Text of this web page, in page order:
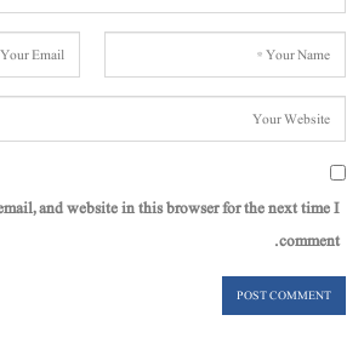
and website in this browser for the next time I
comment.